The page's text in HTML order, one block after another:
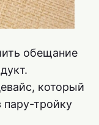
обещание
который
пару-тройку